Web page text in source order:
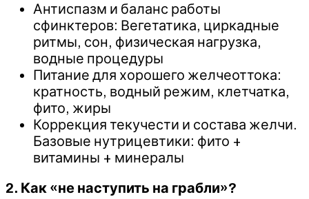
Антиспазм и баланс работы
сфинктеров: Вегетатика, циркадные
ритмы, сон, физическая нагрузка,
водные процедуры
Питание для хорошего желчеоттока:
кратность, водный режим, клетчатка,
фито, жиры
Коррекция текучести и состава желчи.
Базовые нутрицевтики: фито +
витамины + минералы
2. Как «не наступить на грабли»?